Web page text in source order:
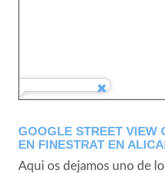
GOOGLE STREET VIEW
EN FINESTRAT EN
Aqui os dejamos uno de